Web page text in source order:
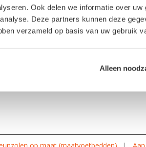
Ook delen we informatie over
Deze partners kunnen deze
verzameld op basis van uw gebruik
Alleen
maatvoetenbedden
Dat is te zien in de enorme groei
gezondheidszorg wordt
geprinte protheses of de meest